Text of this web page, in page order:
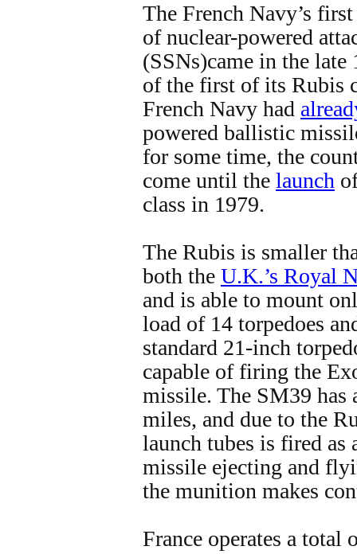
The French Navy’s
of nuclear-powered
(SSNs)came in the
of the first of its Rubis
French Navy had
powered ballistic
for some time, the
come until the launch
class in 1979.
The Rubis is smaller
both the U.K.’s Royal
and is able to mount
load of 14 torpedoes
standard 21-inch
capable of firing the
missile. The SM39 has
miles, and due to the
launch tubes is fired as
missile ejecting and
the munition makes
France operates a total